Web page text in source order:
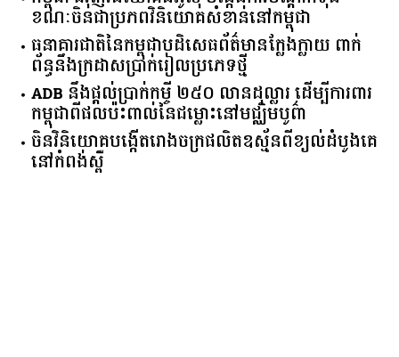
ខណៈ​ចិន​ជា​ប្រភព​វិនិយោគ​សំខាន់​នៅ​កម្ពុជា​
ធនាគារ​ជាតិ​នៃ​កម្ពុជា​បដិសេធ​ព័ត៌មាន​ក្លែងក្លាយ ​ពាក់
ព័ន្ធ​នឹង​ក្រដាស​ប្រាក់​រៀល​ប្រភេទ​ថ្មី​
ADB​ ​នឹង​ផ្តល់​ប្រាក់​កម្ចី ​២៥០​ ​លាន​ដុល្លារ ​ដើម្បី​ការពារ​
កម្ពុជា​ពី​ផលប៉ះពាល់​នៃ​ជម្លោះ​នៅ​មជ្ឈិមបូព៌ា
ចិនវិនិយោគបង្កើតរោងចក្រផលិតឧស្ម័នពីខ្យល់ដំបូងគេ
នៅកំពង់ស្ពឺ